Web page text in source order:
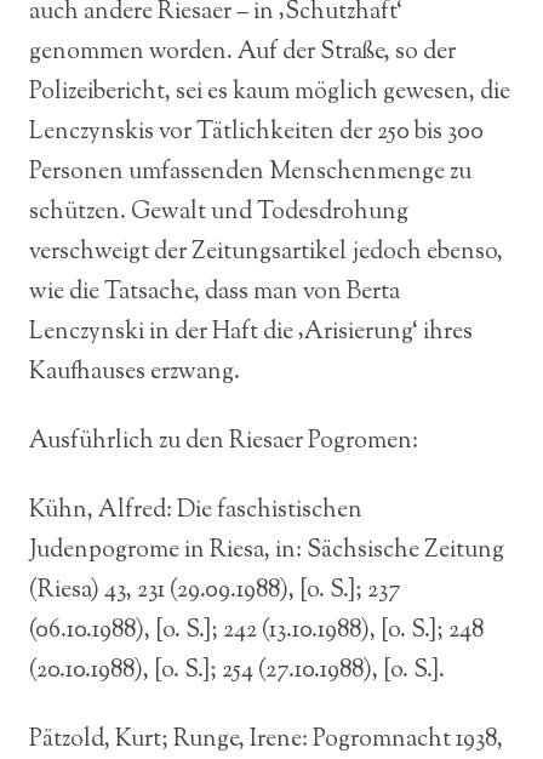
auch andere Riesaer – in ‚Schutzhaft‘
genommen worden. Auf der Straße, so der
Polizeibericht, sei es kaum möglich gewesen, die
Lenczynskis vor Tätlichkeiten der 250 bis 300
Personen umfassenden Menschenmenge zu
schützen. Gewalt und Todesdrohung
verschweigt der Zeitungsartikel jedoch ebenso,
wie die Tatsache, dass man von Berta
Lenczynski in der Haft die ‚Arisierung‘ ihres
Kaufhauses erzwang.
Ausführlich zu den Riesaer Pogromen:
Kühn, Alfred: Die faschistischen
Judenpogrome in Riesa, in: Sächsische Zeitung
(Riesa) 43, 231 (29.09.1988), [o. S.]; 237
(06.10.1988), [o. S.]; 242 (13.10.1988), [o. S.]; 248
(20.10.1988), [o. S.]; 254 (27.10.1988), [o. S.].
Pätzold, Kurt; Runge, Irene: Pogromnacht 1938,